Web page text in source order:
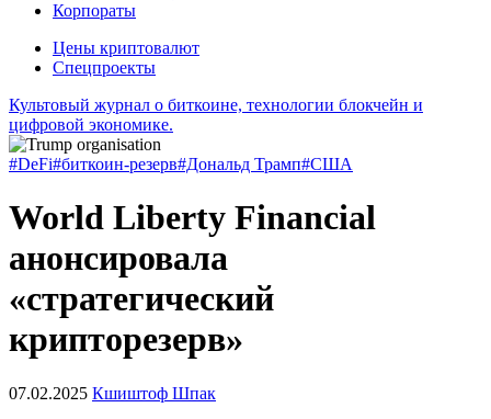
Корпораты
Цены криптовалют
Спецпроекты
Культовый журнал о биткоине, технологии блокчейн и
цифровой экономике.
#DeFi#биткоин-резерв#Дональд Трамп#США
World Liberty Financial
анонсировала
«стратегический
крипторезерв»
07.02.2025 Кшиштоф Шпак